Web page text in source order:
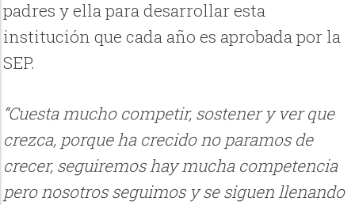
padres y ella para desarrollar esta
institución que cada año es aprobada por la
SEP.
“Cuesta mucho competir, sostener y ver que
crezca, porque ha crecido no paramos de
crecer, seguiremos hay mucha competencia
pero nosotros seguimos y se siguen llenando